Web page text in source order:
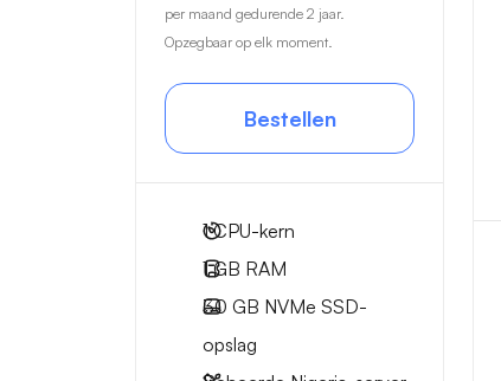
per maand gedurende 2 jaar.
Opzegbaar op elk moment.
Bestellen
1CPU-kern
1 GB RAM
30 GB NVMe SSD-
opslag